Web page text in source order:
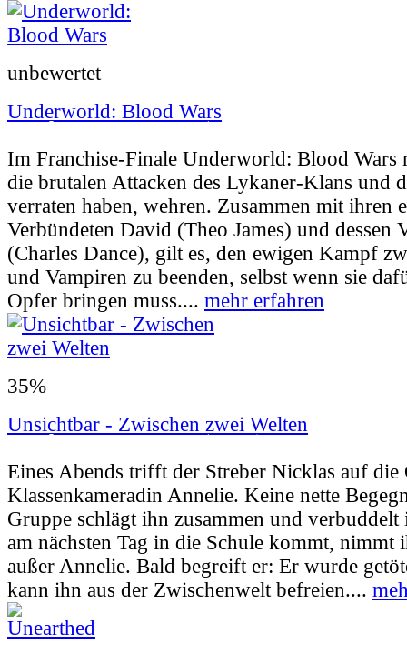
unbewertet
Underworld: Blood Wars
Userbewertung:57% (16 Stimmen) |
Im Franchise-Finale Underworld: Blood Wars
die brutalen Attacken des Lykaner-Klans und
verraten haben, wehren. Zusammen mit ihren
Verbündeten David (Theo James) und dessen
(Charles Dance), gilt es, den ewigen Kampf
und Vampiren zu beenden, selbst wenn sie
Opfer bringen muss.... mehr erfahren
35%
Unsichtbar - Zwischen zwei Welten
Userbewertung:41% (17 Stimmen) |
Eines Abends trifft der Streber Nicklas auf die
Klassenkameradin Annelie. Keine nette
Gruppe schlägt ihn zusammen und
am nächsten Tag in die Schule kommt, nimmt
außer Annelie. Bald begreift er: Er wurde
kann ihn aus der Zwischenwelt befreien....